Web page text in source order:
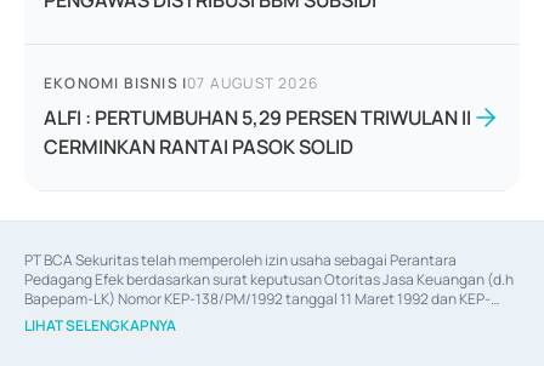
EKONOMI BISNIS |07 AUGUST 2026
ALFI : PERTUMBUHAN 5,29 PERSEN TRIWULAN II
CERMINKAN RANTAI PASOK SOLID
PT BCA Sekuritas telah memperoleh izin usaha sebagai Perantara
Pedagang Efek berdasarkan surat keputusan Otoritas Jasa Keuangan (d.h
Bapepam-LK) Nomor KEP-138/PM/1992 tanggal 11 Maret 1992 dan KEP-
06/D.04/2014 tanggal 28 Februari 2014, izin usaha sebagai Penjamin Emisi
Efek berdasarkan surat keputusan Otoritas Jasa Keuangan Nomor KEP-
LIHAT SELENGKAPNYA